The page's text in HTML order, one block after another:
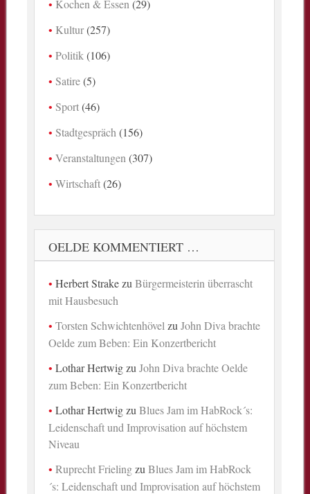
Kochen & Essen (29)
Kultur(257)
Politik (106)
Satire(5)
Sport(46)
Stadtgespräch (156)
Veranstaltungen (307)
Wirtschaft(26)
OELDE KOMMENTIERT …
Herbert StrakezuBürgermeisterin überrascht
mit Hausbesuch
Torsten Schwichtenhövel zuJohn Diva brachte
Oelde zum Beben: Ein Konzertbericht
Lothar HertwigzuJohn Diva brachte Oelde
zum Beben: Ein Konzertbericht
Lothar HertwigzuBlues Jam im HabRock´s:
Leidenschaft und Improvisation auf höchstem
Niveau
Ruprecht FrielingzuBlues Jam im HabRock
´s: Leidenschaft und Improvisation auf höchstem